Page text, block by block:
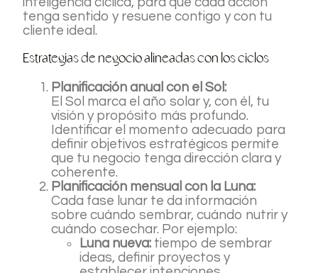
tenga sentido y resuene contigo y con tu
cliente ideal.
Estrategias de negocio alineadas con los ciclos
Planificación anual con el Sol:
El Sol marca el año solar y, con él, tu
visión y propósito más profundo.
Identificar el momento adecuado para
definir objetivos estratégicos permite
que tu negocio tenga dirección clara y
coherente.
Planificación mensual con la Luna:
Cada fase lunar te da información
sobre cuándo sembrar, cuándo nutrir y
cuándo cosechar. Por ejemplo:
Luna nueva: tiempo de sembrar
ideas, definir proyectos y